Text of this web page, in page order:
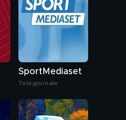
SportMediaset
Telegiornale